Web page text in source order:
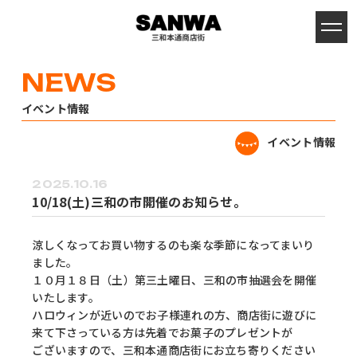
イベント情報
イベント情報
2025.10.16
10/18(土)三和の市開催のお知らせ。
涼しくなってお買い物するのも楽な季節になってまいり
ました。
１０月１８日（土）第三土曜日、三和の市抽選会を開催
いたします。
ハロウィンが近いのでお子様連れの方、商店街に遊びに
来て下さっている方は先着でお菓子のプレゼントが
ございますので、三和本通商店街にお立ち寄りください